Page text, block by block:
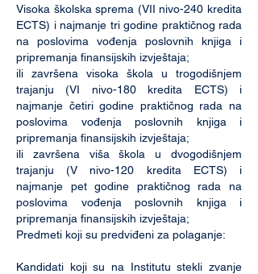
Visoka školska sprema (VII nivo-240 kredita
ECTS) i najmanje tri godine praktičnog rada
na poslovima vođenja poslovnih knjiga i
pripremanja finansijskih izvještaja;
ili završena visoka škola u trogodišnjem
trajanju (VI nivo-180 kredita ECTS) i
najmanje četiri godine praktičnog rada na
poslovima vođenja poslovnih knjiga i
pripremanja finansijskih izvještaja;
ili završena viša škola u dvogodišnjem
trajanju (V nivo-120 kredita ECTS) i
najmanje pet godine praktičnog rada na
poslovima vođenja poslovnih knjiga i
pripremanja finansijskih izvještaja;
Predmeti koji su predviđeni za polaganje:
Kandidati koji su na Institutu stekli zvanje